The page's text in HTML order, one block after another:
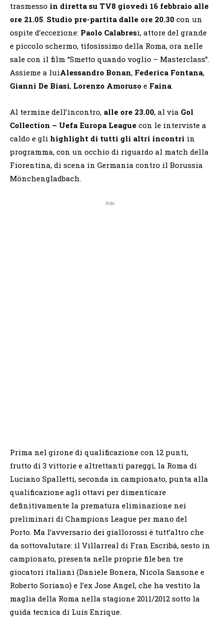
trasmesso in diretta su TV8 giovedì 16 febbraio alle
ore 21.05. Studio pre-partita dalle ore 20.30 con un
ospite d’eccezione: Paolo Calabresi, attore del grande
e piccolo schermo, tifosissimo della Roma, ora nelle
sale con il film “Smetto quando voglio – Masterclass”.
Assieme a luiAlessandro Bonan, Federica Fontana,
Gianni De Biasi, Lorenzo Amoruso e Faina.
Al termine dell’incontro, alle ore 23.00, al via Gol
Collection – Uefa Europa League con le interviste a
caldo e gli highlight di tutti gli altri incontri in
programma, con un occhio di riguardo al match della
Fiorentina, di scena in Germania contro il Borussia
Mönchengladbach.
Ads
Prima nel girone di qualificazione con 12 punti,
frutto di 3 vittorie e altrettanti pareggi, la Roma di
Luciano Spalletti, seconda in campionato, punta alla
qualificazione agli ottavi per dimenticare
definitivamente la prematura eliminazione nei
preliminari di Champions League per mano del
Porto. Ma l’avversario dei giallorossi è tutt’altro che
da sottovalutare: il Villarreal di Fran Escribá, sesto in
campionato, presenta nelle proprie file ben tre
giocatori italiani (Daniele Bonera, Nicola Sansone e
Roberto Soriano) e l’ex Jose Angel, che ha vestito la
maglia della Roma nella stagione 2011/2012 sotto la
guida tecnica di Luis Enrique.